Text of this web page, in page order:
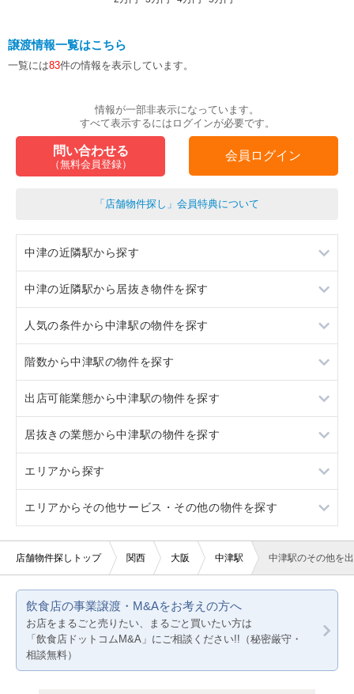
譲渡情報一覧はこちら
一覧には83件の情報を表示しています。
情報が一部非表示になっています。
すべて表示するにはログインが必要です。
問い合わせる
（無料会員登録）
会員ログイン
「店舗物件探し」会員特典について
中津の近隣駅から探す
十三
大阪梅田
西中島南方
神崎川
中津の近隣駅から居抜き物件を探す
十三
大阪梅田
西中島南方
神崎川
人気の条件から中津駅の物件を探す
居抜き
スケルトン
ロードサイド物件
看板取り付け可
10坪以下
20坪以下
階数から中津駅の物件を探す
地下
1階
3階以上
出店可能業態から中津駅の物件を探す
重飲食
軽飲食
バー・クラブ
美容室・理容室
医療・歯科・クリニック
物販・小売
居抜きの業態から中津駅の物件を探す
カフェ
バー
その他（小売）
エリアから探す
大阪
京都
エリアからその他サービス・その他の物件を探す
大阪
兵庫
店舗物件探しトップ 関西 大阪 中津駅 中津駅のその他を
飲食店の事業譲渡・M&Aをお考えの方へ
お店をまるごと売りたい、まるごと買いたい方は
「飲食店ドットコムM&A」にご相談ください!!（秘密厳守・
相談無料）